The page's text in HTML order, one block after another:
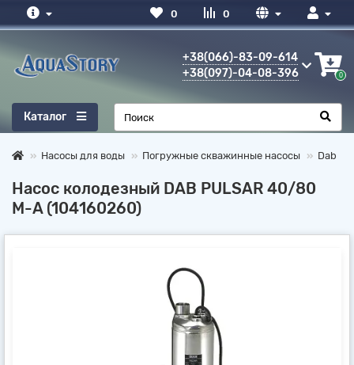
0
0
+38(066)-83-09-614
+38(097)-04-08-396
0
Каталог
Насосы для воды Погружные скважинные насосы Dab
Насос колодезный DAB PULSAR 40/80
M-A (104160260)